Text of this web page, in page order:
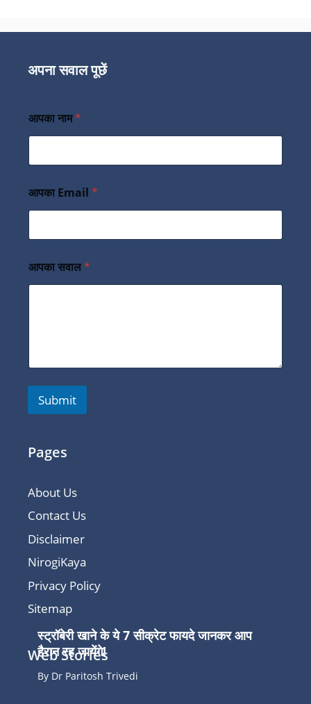
अपना सवाल पूछें
आपका नाम*
आपका Email *
आपका सवाल*
Submit
Pages
About Us
Contact Us
Disclaimer
NirogiKaya
Privacy Policy
Sitemap
Web Stories
स्ट्रॉबेरी खाने के ये 7 सीक्रेट फायदे जानकर आप
हैरान रह जायेंगे!
By Dr Paritosh Trivedi